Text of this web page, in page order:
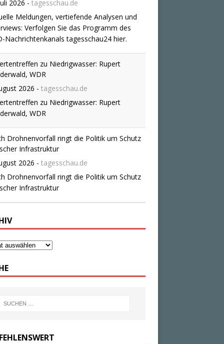
WDR
Drohnenvorfall ringt die Politik um Schutz
Infrastruktur
2026-tagesschau.de
Drohnenvorfall ringt die Politik um Schutz
Infrastruktur
Sie jetzt zur Wahl in Sachsen-Anhalt
müssen
2026-tagesschau.de
Monat wählt Sachsen-Anhalt einen
Landtag. Umfragen deuten auf ein
Abschneiden der AfD hin - und eine
Regierungsbildung. Die wichtigsten
und Antworten.